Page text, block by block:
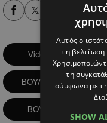
Videos
ΒΟΥΛΕΥΤΙΚΕΣ 2026
ΒΟΥΛΗ
Αυτός ο
τη
τη
σύμφωνα με
SHOW